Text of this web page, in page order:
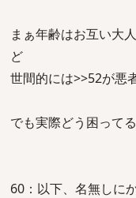
まぁ年齢はお互い大
ど
世間的には>>52が悪
でも実際どう困って
60：以下、名無しに